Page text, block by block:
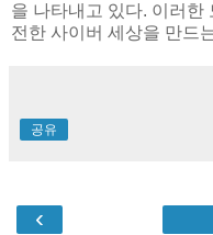
을 나타내고 있다. 이러한
전한 사이버 세상을 만드
공유
‹